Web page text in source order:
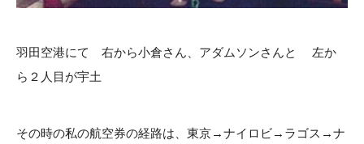
羽田空港にて 右から小倉さん、アダムソンさんと 左か
ら２人目が宇土
その時の私の航空券の経路は、東京→ナイロビ→ラゴス→ナ